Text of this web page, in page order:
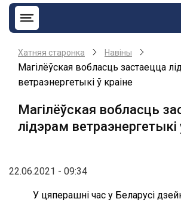
Хатняя старонка Навiны
Магілёўская вобласць застаецца
ветраэнергетыкі ў краіне
Магілёўская вобласць
лідэрам ветраэнергетыкі
22.06.2021 - 09:34
У цяперашні час у Беларусі